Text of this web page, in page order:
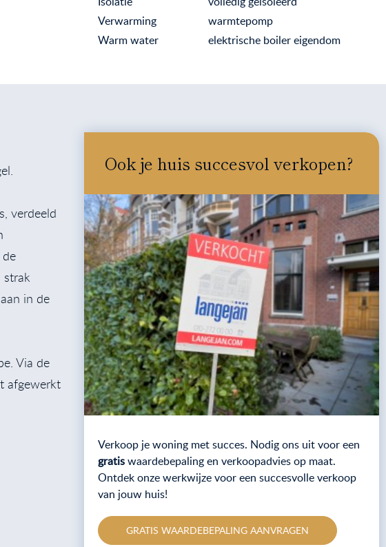
Verwarming
warmtepomp
Warm water
elektrische boiler eigendom
verdeeld
strak
in de
Via de
afgewerkt
Ook je huis succesvol verkopen?
Verkoop je woning met succes. Nodig ons uit voor een
gratiswaardebepaling en verkoopadvies op maat.
Ontdek onze werkwijze voor een succesvolle verkoop
van jouw huis!
GRATIS WAARDEBEPALING AANVRAGEN